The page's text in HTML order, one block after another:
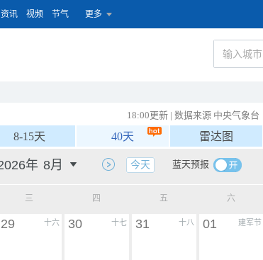
资讯 视频 节气 更多
18:00更新 | 数据来源 中央气象台
8-15天 40天 雷达图
蓝天预报
今天
三 四 五 六
十六
29 十七
30 十八
31 建军节
01